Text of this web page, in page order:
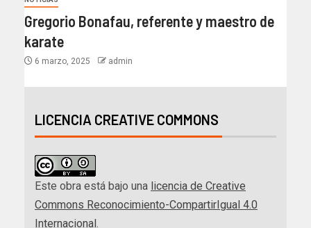
Gregorio Bonafau, referente y maestro de
karate
6 marzo, 2025 admin
LICENCIA CREATIVE COMMONS
Este obra está bajo una licencia de Creative
Commons Reconocimiento-CompartirIgual 4.0
Internacional.